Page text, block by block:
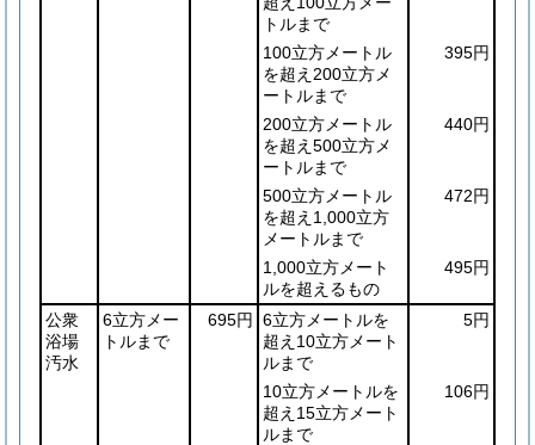
トルまで
100立方メートル
を超え200立方メ
ートルまで
395円
200立方メートル
を超え500立方メ
ートルまで
440円
500立方メートル
を超え1,000立方
メートルまで
472円
1,000立方メート
ルを超えるもの
495円
公衆
浴場
汚水
6立方メー
トルまで
695円
6立方メートルを
超え10立方メート
ルまで
5円
10立方メートルを
超え15立方メート
ルまで
106円